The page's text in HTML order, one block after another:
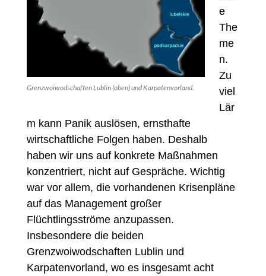
Grenzwoiwodschaften Lublin (oben) und Karpatenvorland.
e
The
me
n.
Zu
viel
Lär
m kann Panik auslösen, ernsthafte
wirtschaftliche Folgen haben. Deshalb
haben wir uns auf konkrete Maßnahmen
konzentriert, nicht auf Gespräche. Wichtig
war vor allem, die vorhandenen Krisenpläne
auf das Management großer
Flüchtlingsströme anzupassen.
Insbesondere die beiden
Grenzwoiwodschaften Lublin und
Karpatenvorland, wo es insgesamt acht